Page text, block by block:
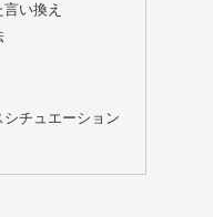
い換え
シチュエーション